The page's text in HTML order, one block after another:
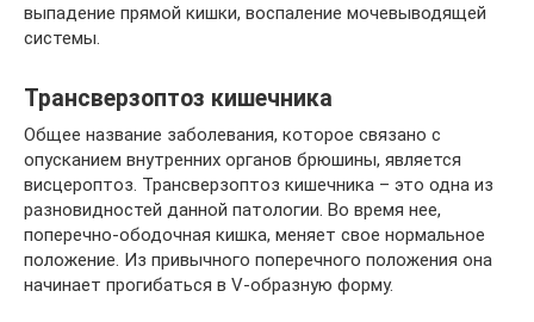
выпадение прямой кишки, воспаление мочевыводящей
системы.
Трансверзоптоз кишечника
Общее название заболевания, которое связано с
опусканием внутренних органов брюшины, является
висцероптоз. Трансверзоптоз кишечника – это одна из
разновидностей данной патологии. Во время нее,
поперечно-ободочная кишка, меняет свое нормальное
положение. Из привычного поперечного положения она
начинает прогибаться в V-образную форму.